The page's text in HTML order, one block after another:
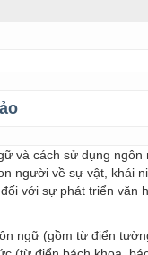
và cách sử dụng
người về sự vật, khái
với sự phát triển văn
ngữ (gồm từ điển